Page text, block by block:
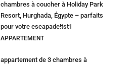
chambres à coucher à Holiday Park
Resort, Hurghada, Égypte – parfaits
pour votre escapade!tst1
APPARTEMENT
appartement de 3 chambres à